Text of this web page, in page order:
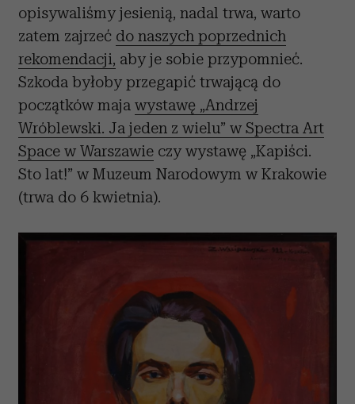
opisywaliśmy jesienią, nadal trwa, warto
zatem zajrzeć do naszych poprzednich
rekomendacji, aby je sobie przypomnieć.
Szkoda byłoby przegapić trwającą do
początków maja wystawę „Andrzej
Wróblewski. Ja jeden z wielu” w Spectra Art
Space w Warszawie czy wystawę „Kapiści.
Sto lat!” w Muzeum Narodowym w Krakowie
(trwa do 6 kwietnia).